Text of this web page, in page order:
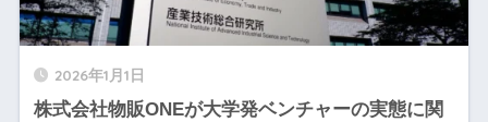
2026年1月1日
株式会社物販ONEが大学発ベンチャーの実態に関